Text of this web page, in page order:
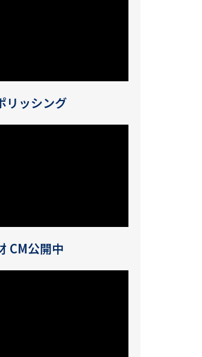
リッシング
CM公開中